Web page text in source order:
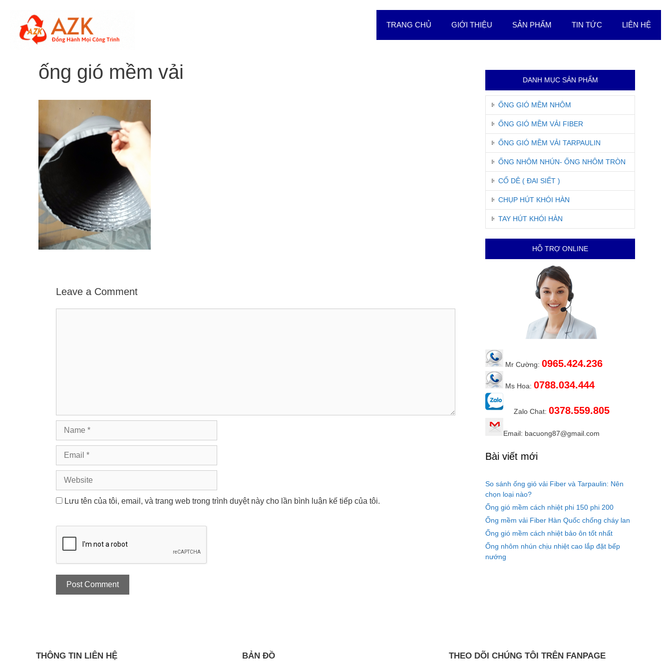
content
TRANG CHỦ GIỚI THIỆU SẢN PHẨM TIN TỨC LIÊN HỆ
ống gió mềm vải
Leave a Comment
Name
Email
Website
Lưu tên của tôi, email, và trang web trong trình duyệt này cho lần bình luận kế tiếp của tôi.
DANH MỤC SẢN PHẨM
ỐNG GIÓ MỀM NHÔM
ỐNG GIÓ MỀM VẢI FIBER
ỐNG GIÓ MỀM VẢI TARPAULIN
ỐNG NHÔM NHÚN- ỐNG NHÔM TRÒN
CỔ DÊ ( ĐAI SIẾT )
CHỤP HÚT KHÓI HÀN
TAY HÚT KHÓI HÀN
HỖ TRỢ ONLINE
Mr Cường: 0965.424.236
Ms Hoa: 0788.034.444
Zalo Chat: 0378.559.805
Email: bacuong87@gmail.com
Bài viết mới
So sánh ống gió vải Fiber và Tarpaulin: Nên
chọn loại nào?
Ống gió mềm cách nhiệt phi 150 phi 200
Ống mềm vải Fiber Hàn Quốc chống cháy lan
Ống gió mềm cách nhiệt bảo ôn tốt nhất
Ống nhôm nhún chịu nhiệt cao lắp đặt bếp
nướng
THÔNG TIN LIÊN HỆ BẢN ĐỒ THEO DÕI CHÚNG TÔI TRÊN FANPAGE